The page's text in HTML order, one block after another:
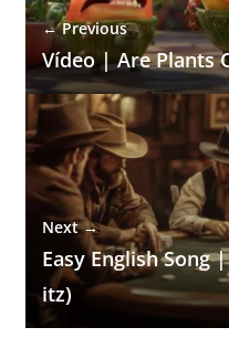
← Previous
Vídeo | Are Plants
Next →
Easy English Song
itz)